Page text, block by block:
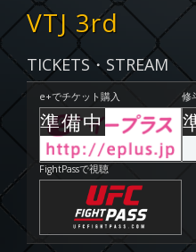
VTJ 3rd
TICKETS・STREAM
e+でチケット購入 修
FightPassで視聴